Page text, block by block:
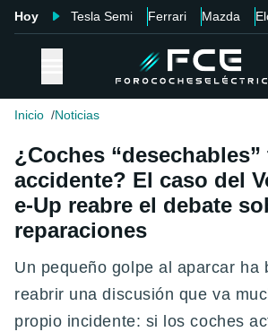
Hoy Tesla Semi Ferrari Mazda
Inicio Noticias
¿Coches
accidente? El caso del
e-Up reabre el debate
reparaciones
Un pequeño golpe al aparcar ha
reabrir una discusión que va
propio incidente: si los coches